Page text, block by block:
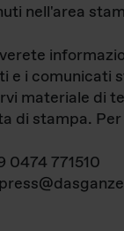
nell'area
e i comunicati
materiale di
di stampa.
0474 771510